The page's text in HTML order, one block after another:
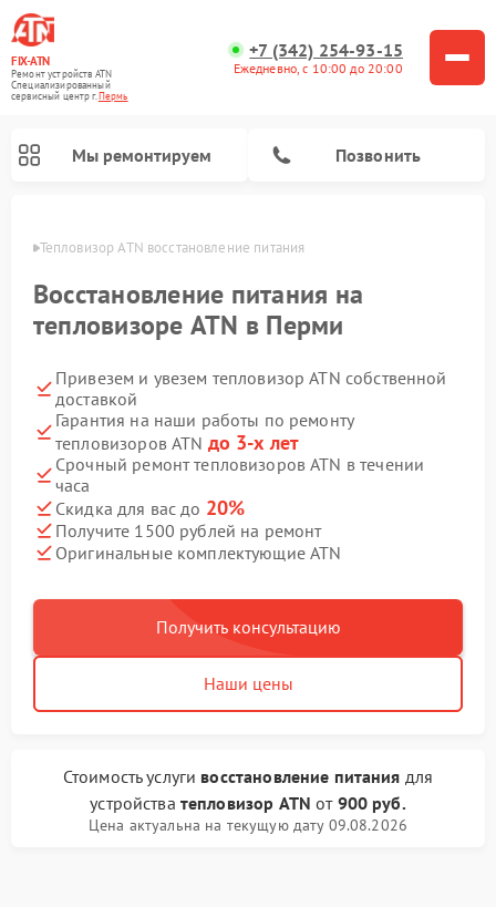
FIX-ATN
Ремонт устройств ATN
Специализированный
cервисный центр г.Пермь
+7 (342) 254-93-15
Ежедневно, с 10:00 до 20:00
Мы ремонтируем Позвонить
Тепловизор ATN восстановление питания
Восстановление питания на
тепловизоре ATN в Перми
Привезем и увезем тепловизор ATN собственной
доставкой
Гарантия на наши работы по ремонту
тепловизоров ATN до 3-х лет
Срочный ремонт тепловизоров ATN в течении
часа
Скидка для вас до 20%
Получите 1500 рублей на ремонт
Оригинальные комплектующие ATN
Получить консультацию
Наши цены
Стоимость услуги восстановление питания для
устройства тепловизор ATN от 900 руб.
Цена актуальна на текущую дату 09.08.2026